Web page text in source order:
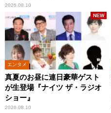
2026.08.10
エンタメ
真夏のお昼に連日豪華ゲスト
が生登場『ナイツ ザ・ラジオ
ショー』
2026.08.10
NEW